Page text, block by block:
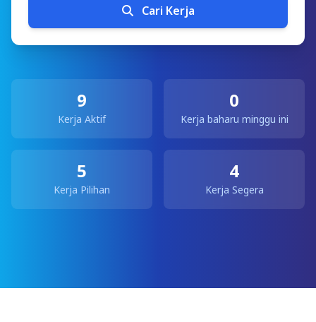
Cari Kerja
9
Kerja Aktif
0
Kerja baharu minggu ini
5
Kerja Pilihan
4
Kerja Segera